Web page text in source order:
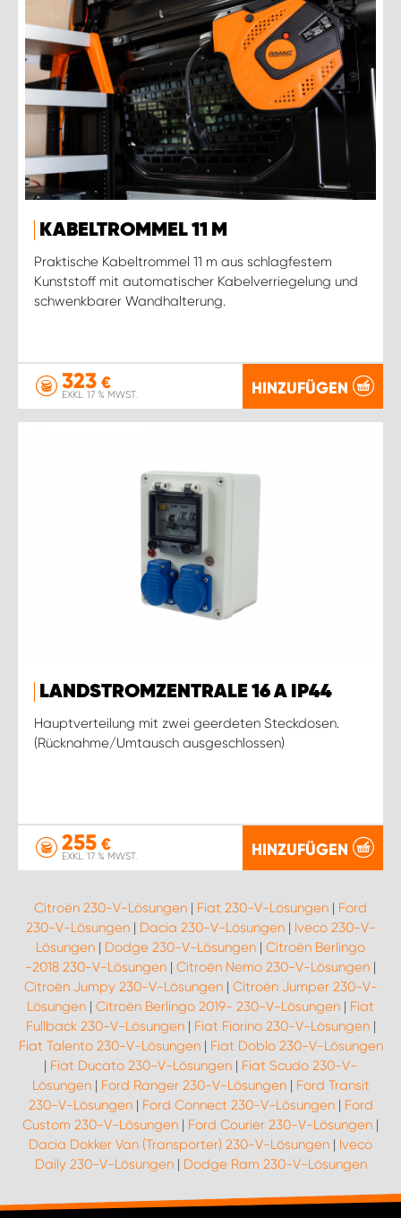
KABELTROMMEL 11 M
Praktische Kabeltrommel 11 m aus schlagfestem
Kunststoff mit automatischer Kabelverriegelung und
schwenkbarer Wandhalterung.
323 €
EXKL. 17 % MWST. HINZUFÜGEN
LANDSTROMZENTRALE 16 A IP44
Hauptverteilung mit zwei geerdeten Steckdosen.
(Rücknahme/Umtausch ausgeschlossen)
255 €
EXKL. 17 % MWST. HINZUFÜGEN
Citroën 230-V-Lösungen | Fiat 230-V-Lösungen | Ford
230-V-Lösungen| Dacia 230-V-Lösungen| Iveco 230-V-
Lösungen | Dodge 230-V-Lösungen | Citroën Berlingo
-2018 230-V-Lösungen | Citroën Nemo 230-V-Lösungen |
Citroën Jumpy 230-V-Lösungen| Citroën Jumper 230-V-
Lösungen | Citroën Berlingo 2019- 230-V-Lösungen | Fiat
Fullback 230-V-Lösungen| Fiat Fiorino 230-V-Lösungen|
Fiat Talento 230-V-Lösungen| Fiat Doblo 230-V-Lösungen
| Fiat Ducato 230-V-Lösungen | Fiat Scudo 230-V-
Lösungen| Ford Ranger 230-V-Lösungen| Ford Transit
230-V-Lösungen| Ford Connect 230-V-Lösungen| Ford
Custom 230-V-Lösungen | Ford Courier 230-V-Lösungen |
Dacia Dokker Van (Transporter) 230-V-Lösungen | Iveco
Daily 230-V-Lösungen| Dodge Ram 230-V-Lösungen